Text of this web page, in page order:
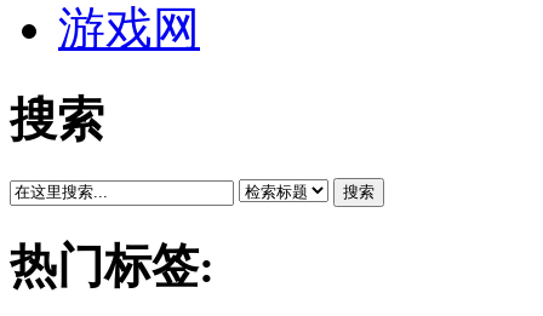
游戏网
搜索
搜索
热门标签: